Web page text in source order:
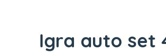
Igra auto set